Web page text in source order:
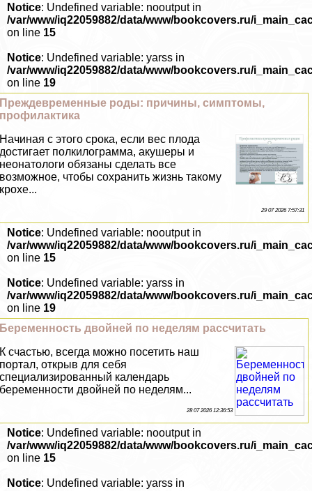
Notice: Undefined variable: nooutput in
/var/www/iq22059882/data/www/bookcovers.ru/
on line 15
Notice: Undefined variable: yarss in
/var/www/iq22059882/data/www/bookcovers.ru/
on line 19
Преждевременные роды: причины, симптомы,
профилактика
Начиная с этого срока, если вес плода
достигает полкилограмма, акушеры и
неонатологи обязаны сделать все
возможное, чтобы сохранить жизнь такому
крохе...
29 07 2026 7:57:31
Notice: Undefined variable: nooutput in
/var/www/iq22059882/data/www/bookcovers.ru/
on line 15
Notice: Undefined variable: yarss in
/var/www/iq22059882/data/www/bookcovers.ru/
on line 19
Беременность двойней по неделям рассчитать
К счастью, всегда можно посетить наш
портал, открыв для себя
специализированный календарь
беременности двойней по неделям...
28 07 2026 12:36:53
Notice: Undefined variable: nooutput in
/var/www/iq22059882/data/www/bookcovers.ru/
on line 15
Notice: Undefined variable: yarss in